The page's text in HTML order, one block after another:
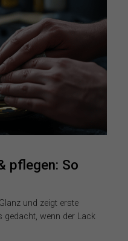
pflegen: So
und zeigt erste
gedacht, wenn der Lack